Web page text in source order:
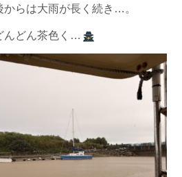
らは大雨が長く続き…。
んどん茶色く…